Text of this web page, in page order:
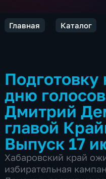
Главная Каталог
дню
Дмитрий
главой
Выпуск 17
Хабаровский край
избирательная